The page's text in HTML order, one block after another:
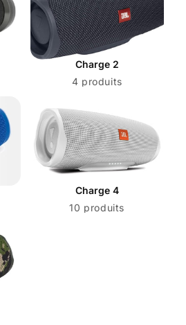
Charge 2
4 produits
Charge 4
10 produits